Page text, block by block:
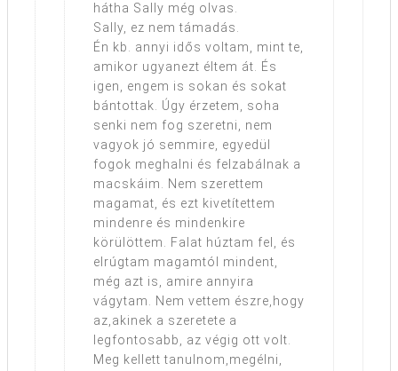
hátha Sally még olvas.
Sally, ez nem támadás.
Én kb. annyi idős voltam, mint te,
amikor ugyanezt éltem át. És
igen, engem is sokan és sokat
bántottak. Úgy érzetem, soha
senki nem fog szeretni, nem
vagyok jó semmire, egyedül
fogok meghalni és felzabálnak a
macskáim. Nem szerettem
magamat, és ezt kivetítettem
mindenre és mindenkire
körülöttem. Falat húztam fel, és
elrúgtam magamtól mindent,
még azt is, amire annyira
vágytam. Nem vettem észre,hogy
az,akinek a szeretete a
legfontosabb, az végig ott volt.
Meg kellett tanulnom,megélni,